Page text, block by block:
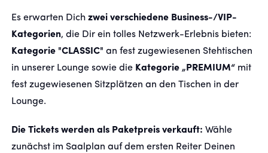
Es erwarten Dich zwei verschiedene Business-/VIP-
Kategorien, die Dir ein tolles Netzwerk-Erlebnis bieten:
Kategorie "CLASSIC" an fest zugewiesenen Stehtischen
in unserer Lounge sowie die Kategorie „PREMIUM“mit
fest zugewiesenen Sitzplätzen an den Tischen in der
Lounge.
Die Tickets werden als Paketpreis verkauft: Wähle
zunächst im Saalplan auf dem ersten Reiter Deinen